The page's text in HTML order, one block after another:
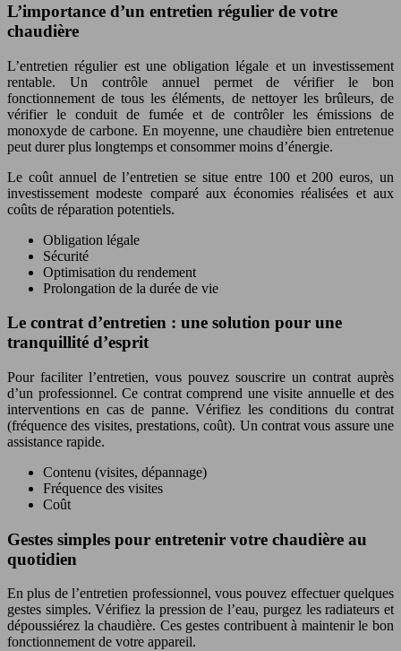
L’importance d’un entretien régulier de votre
chaudière
L’entretien régulier est une obligation légale et un investissement
rentable. Un contrôle annuel permet de vérifier le bon
fonctionnement de tous les éléments, de nettoyer les brûleurs, de
vérifier le conduit de fumée et de contrôler les émissions de
monoxyde de carbone. En moyenne, une chaudière bien entretenue
peut durer plus longtemps et consommer moins d’énergie.
Le coût annuel de l’entretien se situe entre 100 et 200 euros, un
investissement modeste comparé aux économies réalisées et aux
coûts de réparation potentiels.
Obligation légale
Sécurité
Optimisation du rendement
Prolongation de la durée de vie
Le contrat d’entretien : une solution pour une
tranquillité d’esprit
Pour faciliter l’entretien, vous pouvez souscrire un contrat auprès
d’un professionnel. Ce contrat comprend une visite annuelle et des
interventions en cas de panne. Vérifiez les conditions du contrat
(fréquence des visites, prestations, coût). Un contrat vous assure une
assistance rapide.
Contenu (visites, dépannage)
Fréquence des visites
Coût
Gestes simples pour entretenir votre chaudière au
quotidien
En plus de l’entretien professionnel, vous pouvez effectuer quelques
gestes simples. Vérifiez la pression de l’eau, purgez les radiateurs et
dépoussiérez la chaudière. Ces gestes contribuent à maintenir le bon
fonctionnement de votre appareil.